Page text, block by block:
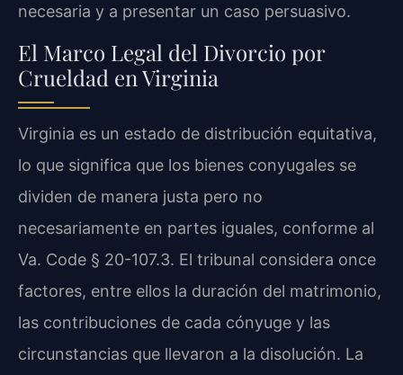
necesaria y a presentar un caso persuasivo.
El Marco Legal del Divorcio por
Crueldad en Virginia
Virginia es un estado de distribución equitativa,
lo que significa que los bienes conyugales se
dividen de manera justa pero no
necesariamente en partes iguales, conforme al
Va. Code § 20-107.3. El tribunal considera once
factores, entre ellos la duración del matrimonio,
las contribuciones de cada cónyuge y las
circunstancias que llevaron a la disolución. La